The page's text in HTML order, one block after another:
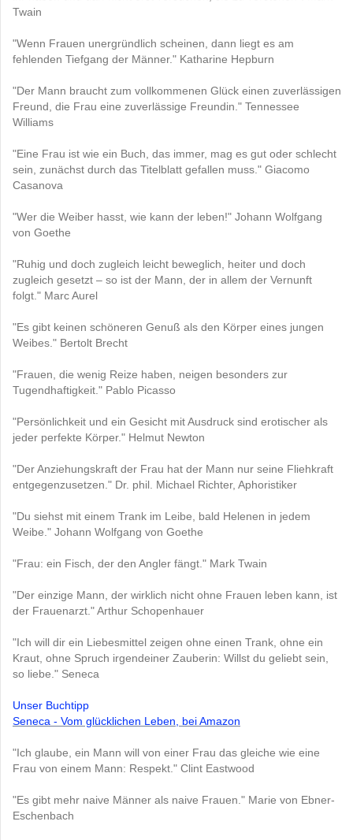
Twain
"Wenn Frauen unergründlich scheinen, dann liegt es am
fehlenden Tiefgang der Männer." Katharine Hepburn
"Der Mann braucht zum vollkommenen Glück einen zuverlässigen
Freund, die Frau eine zuverlässige Freundin." Tennessee
Williams
"Eine Frau ist wie ein Buch, das immer, mag es gut oder schlecht
sein, zunächst durch das Titelblatt gefallen muss." Giacomo
Casanova
"Wer die Weiber hasst, wie kann der leben!" Johann Wolfgang
von Goethe
"Ruhig und doch zugleich leicht beweglich, heiter und doch
zugleich gesetzt – so ist der Mann, der in allem der Vernunft
folgt." Marc Aurel
"Es gibt keinen schöneren Genuß als den Körper eines jungen
Weibes." Bertolt Brecht
"Frauen, die wenig Reize haben, neigen besonders zur
Tugendhaftigkeit." Pablo Picasso
"Persönlichkeit und ein Gesicht mit Ausdruck sind erotischer als
jeder perfekte Körper." Helmut Newton
"Der Anziehungskraft der Frau hat der Mann nur seine Fliehkraft
entgegenzusetzen." Dr. phil. Michael Richter, Aphoristiker
"Du siehst mit einem Trank im Leibe, bald Helenen in jedem
Weibe." Johann Wolfgang von Goethe
"Frau: ein Fisch, der den Angler fängt." Mark Twain
"Der einzige Mann, der wirklich nicht ohne Frauen leben kann, ist
der Frauenarzt." Arthur Schopenhauer
"Ich will dir ein Liebesmittel zeigen ohne einen Trank, ohne ein
Kraut, ohne Spruch irgendeiner Zauberin: Willst du geliebt sein,
so liebe." Seneca
Unser Buchtipp
Seneca - Vom glücklichen Leben, bei Amazon
"Ich glaube, ein Mann will von einer Frau das gleiche wie eine
Frau von einem Mann: Respekt." Clint Eastwood
"Es gibt mehr naive Männer als naive Frauen." Marie von Ebner-
Eschenbach